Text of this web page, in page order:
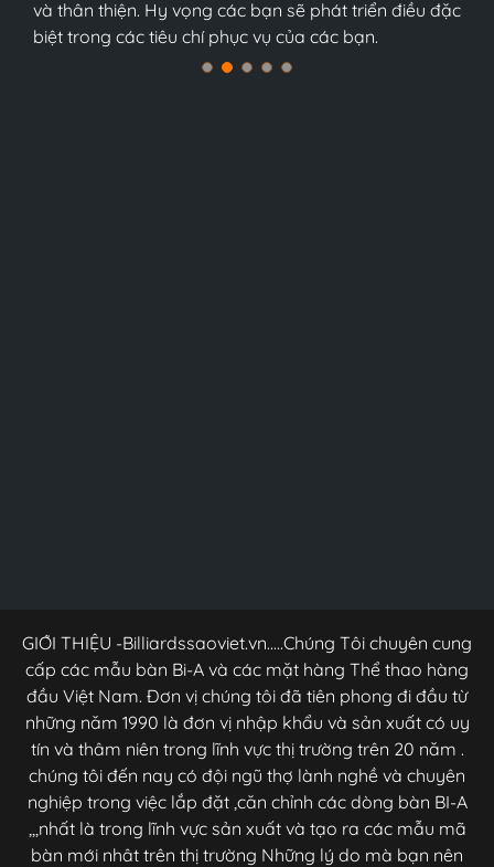
Nam, tôi tin chắc điều đó.
và thân thiện. Hy vọng các bạn sẽ phát triển điều đặc
biệt trong các tiêu chí phục vụ của các bạn.
và thân thiện. Hy vọng các bạn sẽ phát triển điều đặc
biệt trong các tiêu chí phục vụ của các bạn.
GIỚI THIỆU -Billiardssaoviet.vn.....Chúng Tôi chuyên cung
cấp các mẫu bàn Bi-A và các mặt hàng Thể thao hàng
đầu Việt Nam. Đơn vị chúng tôi đã tiên phong đi đầu từ
những năm 1990 là đơn vị nhập khẩu và sản xuất có uy
tín và thâm niên trong lĩnh vực thị trường trên 20 năm .
chúng tôi đến nay có đội ngũ thợ lành nghề và chuyên
nghiệp trong việc lắp đặt ,căn chỉnh các dòng bàn BI-A
,,,nhất là trong lĩnh vực sản xuất và tạo ra các mẫu mã
bàn mới nhât trên thị trường Những lý do mà bạn nên